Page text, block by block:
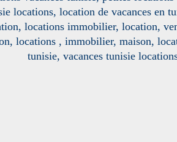
locations, location de vacances en
locations immobilier, location,
locations , immobilier, maison,
tunisie, vacances tunisie